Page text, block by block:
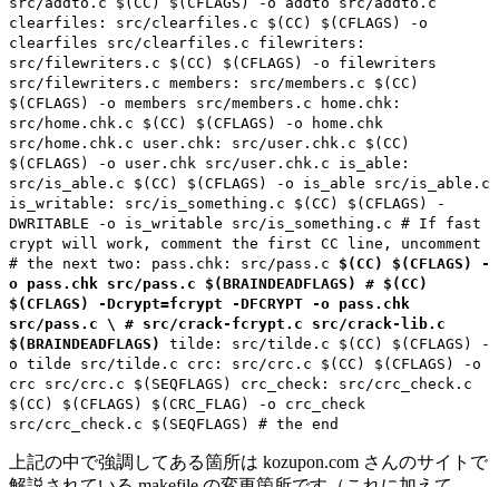
clearfiles: src/clearfiles.c $(CC) $(CFLAGS) -o
clearfiles src/clearfiles.c filewriters:
src/filewriters.c $(CC) $(CFLAGS) -o filewriters
src/filewriters.c members: src/members.c $(CC)
$(CFLAGS) -o members src/members.c home.chk:
src/home.chk.c $(CC) $(CFLAGS) -o home.chk
src/home.chk.c user.chk: src/user.chk.c $(CC)
$(CFLAGS) -o user.chk src/user.chk.c is_able:
src/is_able.c $(CC) $(CFLAGS) -o is_able src/is_able.c
is_writable: src/is_something.c $(CC) $(CFLAGS) -
DWRITABLE -o is_writable src/is_something.c # If fast
crypt will work, comment the first CC line, uncomment
# the next two: pass.chk: src/pass.c $(CC) $(CFLAGS) -
o pass.chk src/pass.c $(BRAINDEADFLAGS)
# $(CC)
$(CFLAGS) -Dcrypt=fcrypt -DFCRYPT -o pass.chk
src/pass.c \
# src/crack-fcrypt.c src/crack-lib.c
$(BRAINDEADFLAGS)
tilde: src/tilde.c $(CC) $(CFLAGS) -
o tilde src/tilde.c crc: src/crc.c $(CC) $(CFLAGS) -o
crc src/crc.c $(SEQFLAGS) crc_check: src/crc_check.c
$(CC) $(CFLAGS) $(CRC_FLAG) -o crc_check
src/crc_check.c $(SEQFLAGS) # the end
上記の中で強調してある箇所は kozupon.com さんのサイトで